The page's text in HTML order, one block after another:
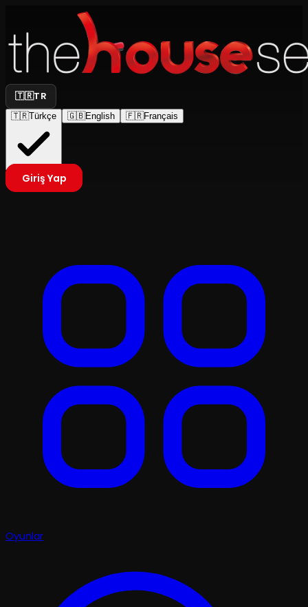
🇹🇷TR
🇹🇷Türkçe 🇬🇧English 🇫🇷Français
Giriş Yap
Oyunlar